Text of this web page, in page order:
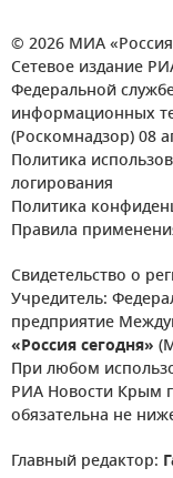
© 2026 МИА «Россия
Сетевое издание
Федеральной
информационных
(Роскомнадзор) 08
Политика
логирования
Политика
Правила
Свидетельство о
Учредитель:
предприятие
«Россия сегодня»
При любом
РИА Новости Крым
обязательна не
Главный редактор: